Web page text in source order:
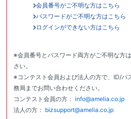
会員番号がご不明な方はこちら
パスワードがご不明な方はこちら
ログインができない方はこちら
※会員番号とパスワード両方がご不明な方
さい。
※コンテスト会員および法人の方で、ID/パ
務局までお問い合わせください。
コンテスト会員の方： info@amelia.co.jp
法人の方： bizsupport@amelia.co.jp